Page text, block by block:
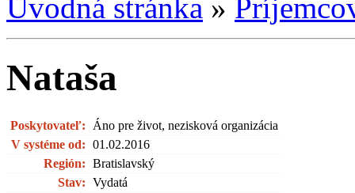
Úvodná stránka »
Nataša
Poskytovateľ:
Áno pre život, nezisková organizácia
V systéme od: 01.02.2016
Región: Bratislavský
Stav: Vydatá